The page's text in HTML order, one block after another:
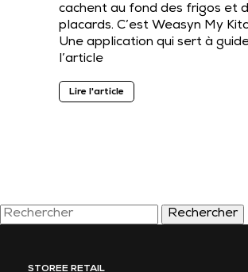
cachent au fond des frigos et
placards. C’est Weasyn My
Une application qui sert à
l’article
Lire l'article
Rechercher
STOREE RETAIL